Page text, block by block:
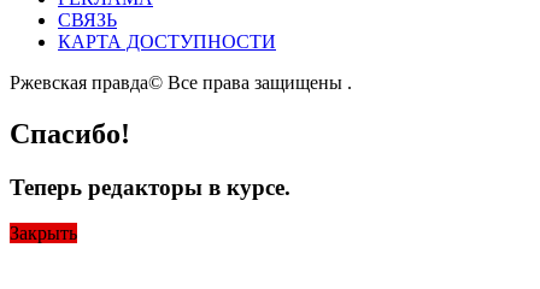
СВЯЗЬ
КАРТА ДОСТУПНОСТИ
Ржевская правда© Все права защищены .
Спасибо!
Теперь редакторы в курсе.
Закрыть